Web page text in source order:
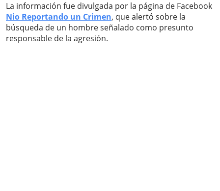
La información fue divulgada por la página de Facebook
Nio Reportando un Crimen, que alertó sobre la
búsqueda de un hombre señalado como presunto
responsable de la agresión.